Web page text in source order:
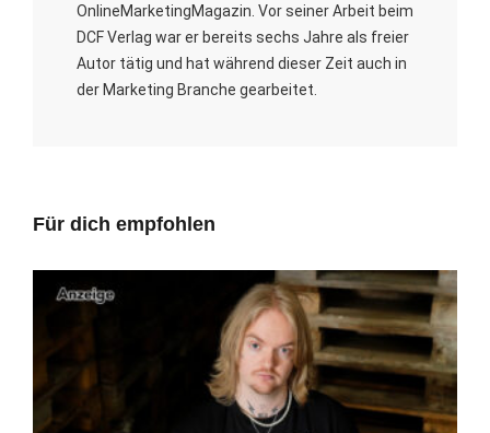
OnlineMarketingMagazin. Vor seiner Arbeit beim
DCF Verlag war er bereits sechs Jahre als freier
Autor tätig und hat während dieser Zeit auch in
der Marketing Branche gearbeitet.
Für dich empfohlen